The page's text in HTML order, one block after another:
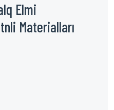
Elmi
Materialları